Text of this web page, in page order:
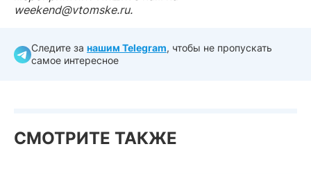
weekend@vtomske.ru.
Следите за нашим Telegram, чтобы не пропускать
самое интересное
СМОТРИТЕ ТАКЖЕ